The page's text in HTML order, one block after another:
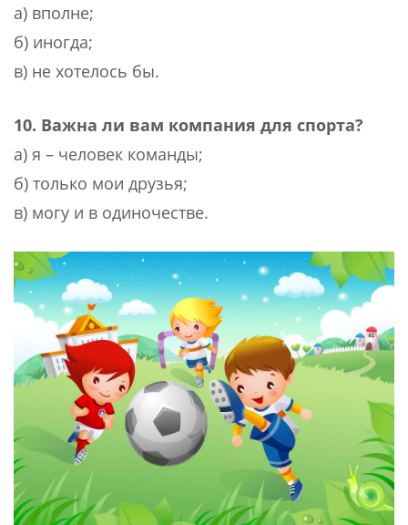
а) вполне;
б) иногда;
в) не хотелось бы.
10. Важна ли вам компания для спорта?
а) я – человек команды;
б) только мои друзья;
в) могу и в одиночестве.